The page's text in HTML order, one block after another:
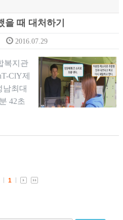
때 대처하기
2016.07.29
복지관
ClY제
남최대
42초
1